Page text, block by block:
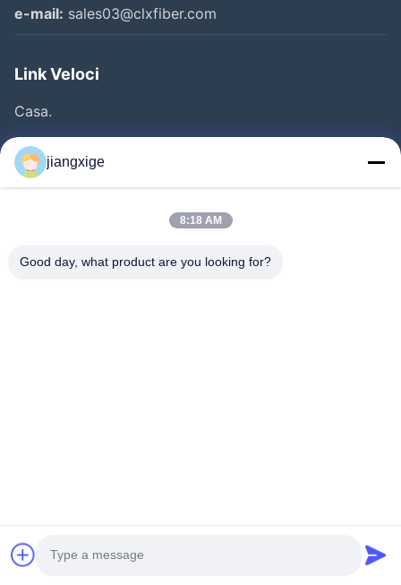
e-mail: sales03@clxfiber.com
Link Veloci
Casa.
Prodotti
Su Di Noi
Contattaci
©2021- Shenzhen Chuanglixun Optoelectronic Equipment Co., Ltd.. Tutti i
jiangxige
8:18 AM
Good day, what product are you looking for?